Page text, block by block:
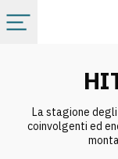
Album
La stagione
coinvolgenti ed